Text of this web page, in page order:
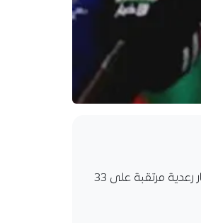
ابتداء من اليوم.. أمطار رعدية مرتقبة على 33